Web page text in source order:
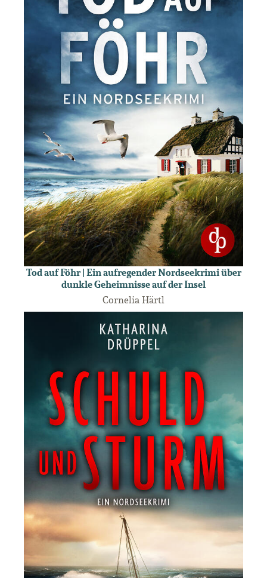
Tod auf Föhr | Ein aufregender Nordseekrimi über
dunkle Geheimnisse auf der Insel
Cornelia Härtl